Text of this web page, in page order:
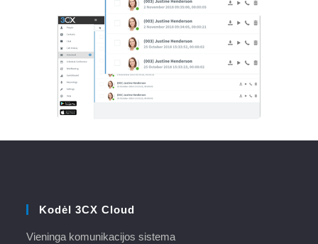
Kodėl 3CX Cloud
Vieninga komunikacijos sistema